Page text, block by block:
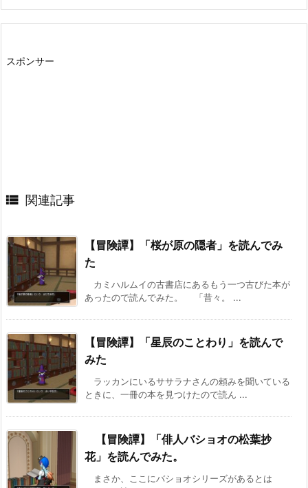
スポンサー
 関連記事
【冒険譚】「桜が原の隠者」を読んでみ
た
カミハルムイの古書店にあるもう一つ古びた本が
あったので読んでみた。 「昔々。 ...
【冒険譚】「星辰のことわり」を読んで
みた
ラッカンにいるササラナさんの頼みを聞いている
ときに、一冊の本を見つけたので読ん ...
【冒険譚】「俳人バショオの松葉抄
花」を読んでみた。
まさか、ここにバショオシリーズがあるとは